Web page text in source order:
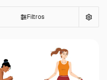
Filtros